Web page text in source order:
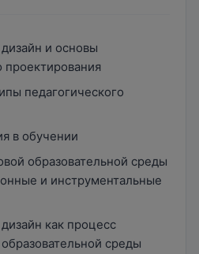
и основы
проектирования
педагогического
в обучении
образовательной среды
и инструментальные
как процесс
среды